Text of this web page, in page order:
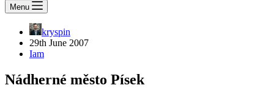
Menu
kryspin
29th June 2007
Iam
Nádherné město Písek